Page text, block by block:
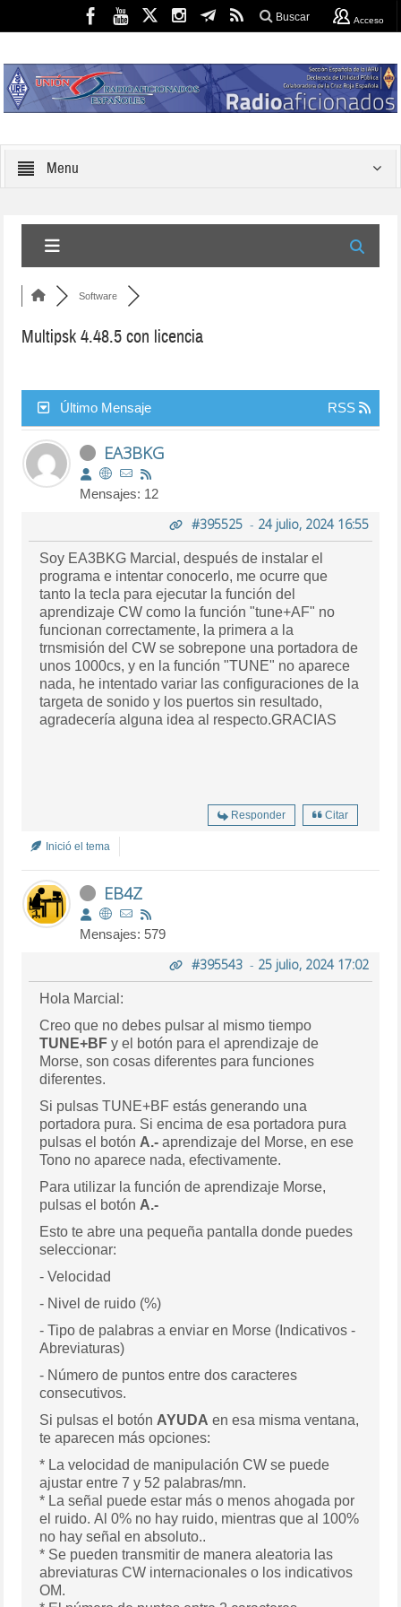
Buscar Acceso
Menu
Software
Multipsk 4.48.5 con licencia
Último Mensaje RSS
EA3BKG
Mensajes: 12
#395525- 24 julio, 2024 16:55
Soy EA3BKG Marcial, después de instalar el
programa e intentar conocerlo, me ocurre que
tanto la tecla para ejecutar la función del
aprendizaje CW como la función "tune+AF" no
funcionan correctamente, la primera a la
trnsmisión del CW se sobrepone una portadora de
unos 1000cs, y en la función "TUNE" no aparece
nada, he intentado variar las configuraciones de la
targeta de sonido y los puertos sin resultado,
agradecería alguna idea al respecto.GRACIAS
Responder Citar
Inició el tema
EB4Z
Mensajes: 579
#395543- 25 julio, 2024 17:02
Hola Marcial:
Creo que no debes pulsar al mismo tiempo
TUNE+BF y el botón para el aprendizaje de
Morse, son cosas diferentes para funciones
diferentes.
Si pulsas TUNE+BF estás generando una
portadora pura. Si encima de esa portadora pura
pulsas el botón A.- aprendizaje del Morse, en ese
Tono no aparece nada, efectivamente.
Para utilizar la función de aprendizaje Morse,
pulsas el botón A.-
Esto te abre una pequeña pantalla donde puedes
seleccionar:
- Velocidad
- Nivel de ruido (%)
- Tipo de palabras a enviar en Morse (Indicativos -
Abreviaturas)
- Número de puntos entre dos caracteres
consecutivos.
Si pulsas el botón AYUDA en esa misma ventana,
te aparecen más opciones:
* La velocidad de manipulación CW se puede
ajustar entre 7 y 52 palabras/mn.
* La señal puede estar más o menos ahogada por
el ruido. Al 0% no hay ruido, mientras que al 100%
no hay señal en absoluto..
* Se pueden transmitir de manera aleatoria las
abreviaturas CW internacionales o los indicativos
OM.